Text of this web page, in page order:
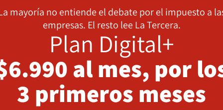
mayoría no entiende el debate por el impuesto a
empresas. El resto lee La Tercera.
Plan Digital+
al mes, por
3 primeros meses